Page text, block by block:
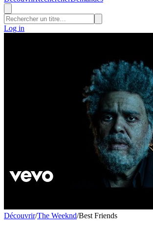
Log in
Découvrir/The Weeknd/Best Friends